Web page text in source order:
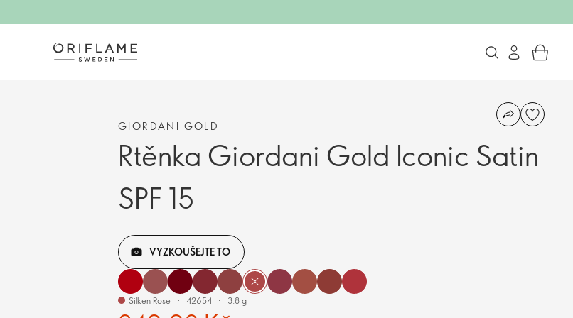
GIORDANI GOLD
Rtěnka Giordani Gold Iconic Satin
SPF 15
VYZKOUŠEJTE TO
Silken Rose 42654 3.8 g